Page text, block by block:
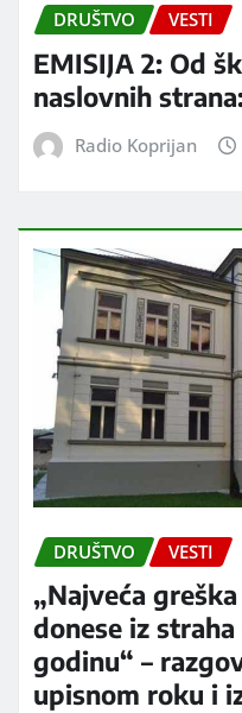
DRUŠTVO VESTI
EMISIJA 2: Od
naslovnih
Radio Koprijan
DRUŠTVO VESTI
„Najveća
donese iz
godinu“ –
upisnom roku i